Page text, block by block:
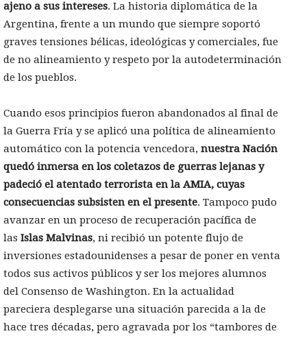
ajeno a sus intereses. La historia diplomática de la
Argentina, frente a un mundo que siempre soportó
graves tensiones bélicas, ideológicas y comerciales, fue
de no alineamiento y respeto por la autodeterminación
de los pueblos.
Cuando esos principios fueron abandonados al final de
la Guerra Fría y se aplicó una política de alineamiento
automático con la potencia vencedora, nuestra Nación
quedó inmersa en los coletazos de guerras lejanas y
padeció el atentado terrorista en la AMIA, cuyas
consecuencias subsisten en el presente. Tampoco pudo
avanzar en un proceso de recuperación pacífica de
las Islas Malvinas, ni recibió un potente flujo de
inversiones estadounidenses a pesar de poner en venta
todos sus activos públicos y ser los mejores alumnos
del Consenso de Washington. En la actualidad
pareciera desplegarse una situación parecida a la de
hace tres décadas, pero agravada por los “tambores de